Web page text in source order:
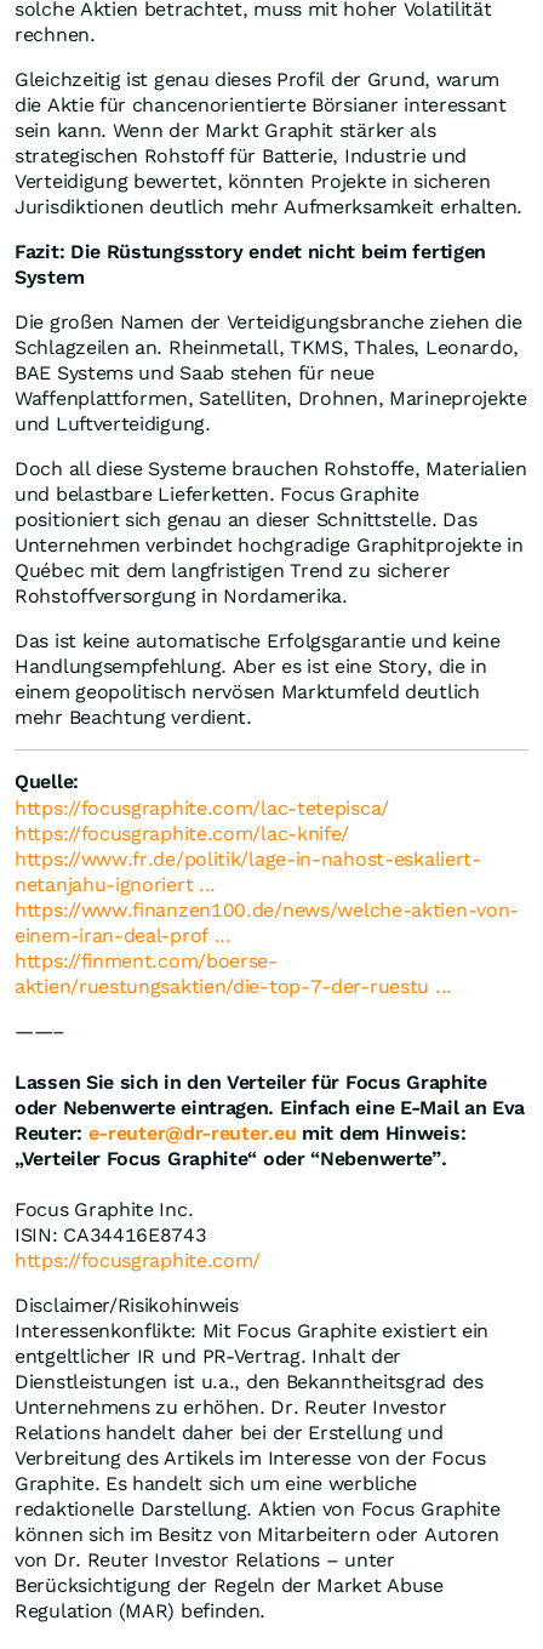
solche Aktien betrachtet, muss mit hoher Volatilität
rechnen.
Gleichzeitig ist genau dieses Profil der Grund, warum
die Aktie für chancenorientierte Börsianer interessant
sein kann. Wenn der Markt Graphit stärker als
strategischen Rohstoff für Batterie, Industrie und
Verteidigung bewertet, könnten Projekte in sicheren
Jurisdiktionen deutlich mehr Aufmerksamkeit erhalten.
Fazit: Die Rüstungsstory endet nicht beim fertigen
System
Die großen Namen der Verteidigungsbranche ziehen die
Schlagzeilen an. Rheinmetall, TKMS, Thales, Leonardo,
BAE Systems und Saab stehen für neue
Waffenplattformen, Satelliten, Drohnen, Marineprojekte
und Luftverteidigung.
Doch all diese Systeme brauchen Rohstoffe, Materialien
und belastbare Lieferketten. Focus Graphite
positioniert sich genau an dieser Schnittstelle. Das
Unternehmen verbindet hochgradige Graphitprojekte in
Québec mit dem langfristigen Trend zu sicherer
Rohstoffversorgung in Nordamerika.
Das ist keine automatische Erfolgsgarantie und keine
Handlungsempfehlung. Aber es ist eine Story, die in
einem geopolitisch nervösen Marktumfeld deutlich
mehr Beachtung verdient.
Quelle:
https://focusgraphite.com/lac-tetepisca/
https://focusgraphite.com/lac-knife/
https://www.fr.de/politik/lage-in-nahost-eskaliert-
netanjahu-ignoriert ...
https://www.finanzen100.de/news/welche-aktien-von-
einem-iran-deal-prof ...
https://finment.com/boerse-
aktien/ruestungsaktien/die-top-7-der-ruestu ...
——–
Lassen Sie sich in den Verteiler für Focus Graphite
oder Nebenwerte eintragen. Einfach eine E-Mail an Eva
Reuter: e-reuter@dr-reuter.eu mit dem Hinweis:
„Verteiler Focus Graphite“ oder “Nebenwerte”.
Focus Graphite Inc.
ISIN: CA34416E8743
https://focusgraphite.com/
Disclaimer/Risikohinweis
Interessenkonflikte: Mit Focus Graphite existiert ein
entgeltlicher IR und PR-Vertrag. Inhalt der
Dienstleistungen ist u.a., den Bekanntheitsgrad des
Unternehmens zu erhöhen. Dr. Reuter Investor
Relations handelt daher bei der Erstellung und
Verbreitung des Artikels im Interesse von der Focus
Graphite. Es handelt sich um eine werbliche
redaktionelle Darstellung. Aktien von Focus Graphite
können sich im Besitz von Mitarbeitern oder Autoren
von Dr. Reuter Investor Relations – unter
Berücksichtigung der Regeln der Market Abuse
Regulation (MAR) befinden.